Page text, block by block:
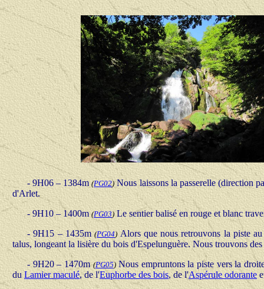
- 9H06 – 1384m(PG02)Nous laissons la passerelle (direction
d'Arlet.
- 9H10 – 1400m (PG03) Le sentier balisé en rouge et blanc
- 9H15 – 1435m(PG04) Alors que nous retrouvons la piste
talus, longeant la lisière du bois d'Espelunguère. Nous trouvons des
- 9H20 – 1470m(PG05)Nous empruntons la piste vers la
duLamier maculé, de l'Euphorbe des bois, de l'Aspérule odorante